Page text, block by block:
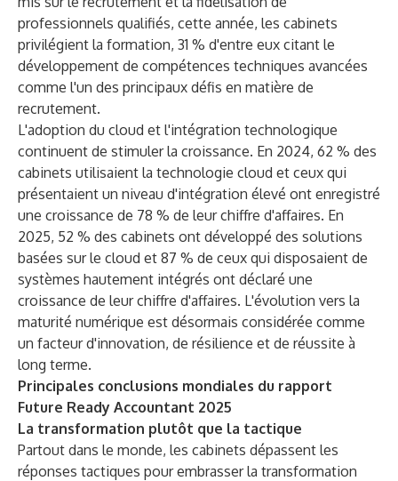
professionnels qualifiés, cette année, les cabinets
privilégient la formation, 31 % d'entre eux citant le
développement de compétences techniques avancées
comme l'un des principaux défis en matière de
recrutement.
L'adoption du cloud et l'intégration technologique
continuent de stimuler la croissance. En 2024, 62 % des
cabinets utilisaient la technologie cloud et ceux qui
présentaient un niveau d'intégration élevé ont enregistré
une croissance de 78 % de leur chiffre d'affaires. En
2025, 52 % des cabinets ont développé des solutions
basées sur le cloud et 87 % de ceux qui disposaient de
systèmes hautement intégrés ont déclaré une
croissance de leur chiffre d'affaires. L'évolution vers la
maturité numérique est désormais considérée comme
un facteur d'innovation, de résilience et de réussite à
long terme.
Principales conclusions mondiales du rapport
Future Ready Accountant 2025
La transformation plutôt que la tactique
Partout dans le monde, les cabinets dépassent les
réponses tactiques pour embrasser la transformation